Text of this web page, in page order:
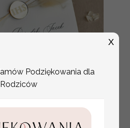
winietka
Podziękowania dla
Rodziców
X